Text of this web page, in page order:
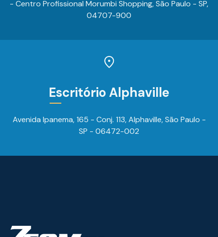
- Centro Profissional Morumbi Shopping, São Paulo - SP,
04707-900
Escritório Alphaville
Avenida Ipanema, 165 - Conj. 113, Alphaville, São Paulo -
SP - 06472-002